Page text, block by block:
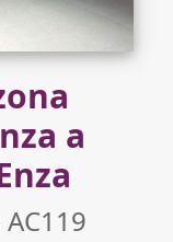
a
AC119